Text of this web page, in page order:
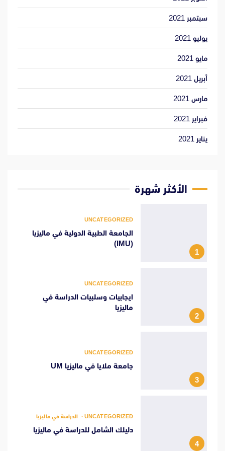
سبتمبر 2021
يوليو 2021
مايو 2021
أبريل 2021
مارس 2021
فبراير 2021
يناير 2021
الأكثر شهرة
1
UNCATEGORIZED
الجامعة الطبية الدولية في ماليزيا
(IMU)
2
UNCATEGORIZED
ايجابيات وسلبيات الدراسة في
ماليزيا
3
UNCATEGORIZED
جامعة ملايا في ماليزيا UM
4
UNCATEGORIZED الدراسة في ماليزيا
دليلك الشامل للدراسة في ماليزيا